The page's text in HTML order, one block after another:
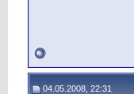
04.05.2008, 22:31